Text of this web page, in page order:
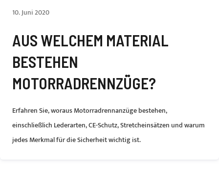
10. Juni 2020
AUS WELCHEM MATERIAL
BESTEHEN
MOTORRADRENNZÜGE?
Erfahren Sie, woraus Motorradrennanzüge bestehen,
einschließlich Lederarten, CE-Schutz, Stretcheinsätzen und warum
jedes Merkmal für die Sicherheit wichtig ist.